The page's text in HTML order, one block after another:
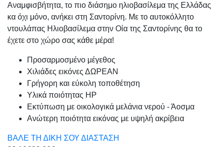
Αναμφισβήτητα, το πιο διάσημο ηλιοβασίλεμα της Ελλάδας
κα όχι μόνο, ανήκει στη Σαντορίνη. Με το αυτοκόλλητο
ντουλάπας Ηλιοβασίλεμα στην Οία της Σαντορίνης θα το
έχετε στο χώρο σας κάθε μέρα!
Προσαρμοσμένo μέγεθος
Χιλιάδες εικόνες ΔΩΡΕΑΝ
Γρήγορη και εύκολη τοποθέτηση
Υλικά ποιότητας HP
Εκτύπωση με οικολογικά μελάνια νερού - Άοσμα
Ανώτερη ποιότητα εικόνας με υψηλή ακρίβεια
ΒΑΛΕ ΤΗ ΔΙΚΗ ΣΟΥ ΔΙΑΣΤΑΣΗ